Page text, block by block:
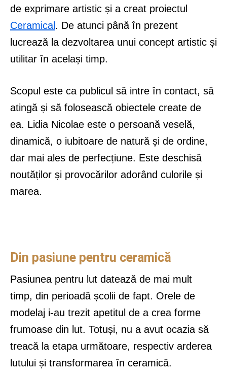
de exprimare artistic și a creat proiectul
Ceramical . De atunci până în prezent
lucrează la dezvoltarea unui concept artistic și
utilitar în același timp.
Scopul este ca publicul să intre în contact, să
atingă și să folosească obiectele create de
ea. Lidia Nicolae este o persoană veselă,
dinamică, o iubitoare de natură și de ordine,
dar mai ales de perfecțiune. Este deschisă
noutăților și provocărilor adorând culorile și
marea.
Din pasiune pentru ceramică
Pasiunea pentru lut datează de mai mult
timp, din perioadă școlii de fapt. Orele de
modelaj i-au trezit apetitul de a crea forme
frumoase din lut. Totuși, nu a avut ocazia să
treacă la etapa următoare, respectiv arderea
lutului și transformarea în ceramică.